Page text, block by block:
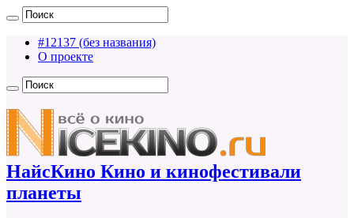
#12137 (без названия)
О проекте
НайсКино Кино и кинофестивали
планеты